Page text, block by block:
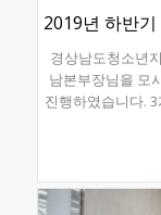
경상남도청소년
남본부장님을 모시고 2019년 하반기 바리스타 인턴
진행하였습니다. 3개월간의 활동은 기부금을 받아 청소년들의 이